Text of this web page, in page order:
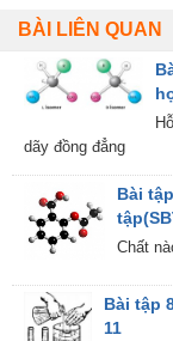
BÀI LIÊN QUAN
dãy đồng đẳng
Bài
Chất
Bài tập
11